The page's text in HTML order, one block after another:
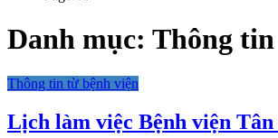
Danh mục: Thông
Thông tin từ bệnh viện
Lịch làm việc Bệnh viện Tân